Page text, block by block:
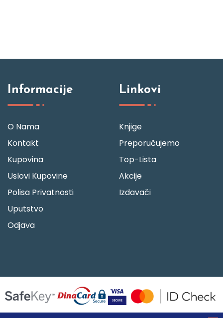
Informacije
O Nama
Kontakt
Kupovina
Uslovi Kupovine
Polisa Privatnosti
Uputstvo
Odjava
Linkovi
Knjige
Preporučujemo
Top-Lista
Akcije
Izdavači